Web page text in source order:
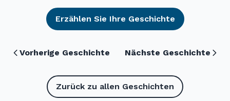
Erzählen Sie Ihre Geschichte
Vorherige Geschichte Nächste Geschichte
Zurück zu allen Geschichten